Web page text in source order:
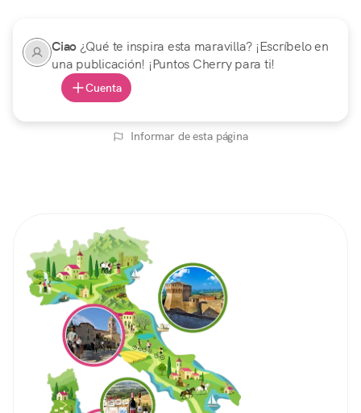
Ciao ¿Qué te inspira esta maravilla? ¡Escríbelo en
una publicación! ¡Puntos Cherry para ti!
Cuenta
Informar de esta página